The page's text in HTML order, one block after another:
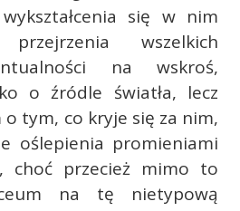
się w nim
wszelkich
na wskroś,
o źródle światła, lecz
tym, co kryje się za nim,
oślepienia promieniami
choć przecież mimo to
na tę nietypową